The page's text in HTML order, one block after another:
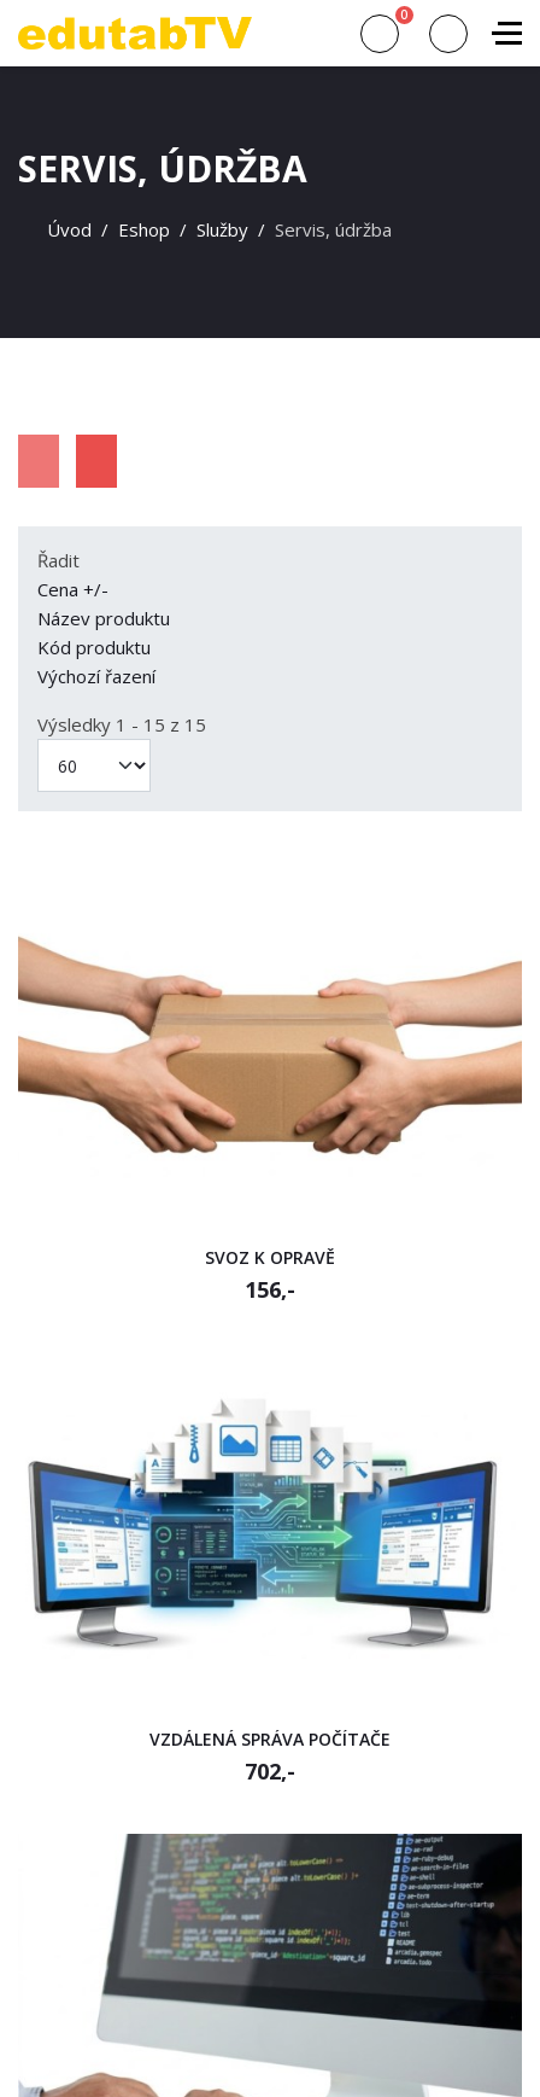
0
SERVIS, ÚDRŽBA
Úvod Eshop Služby Servis, údržba
Řadit
Cena +/-
Název produktu
Kód produktu
Výchozí řazení
Výsledky 1 - 15 z 15
SVOZ K OPRAVĚ
156,-
VZDÁLENÁ SPRÁVA POČÍTAČE
702,-